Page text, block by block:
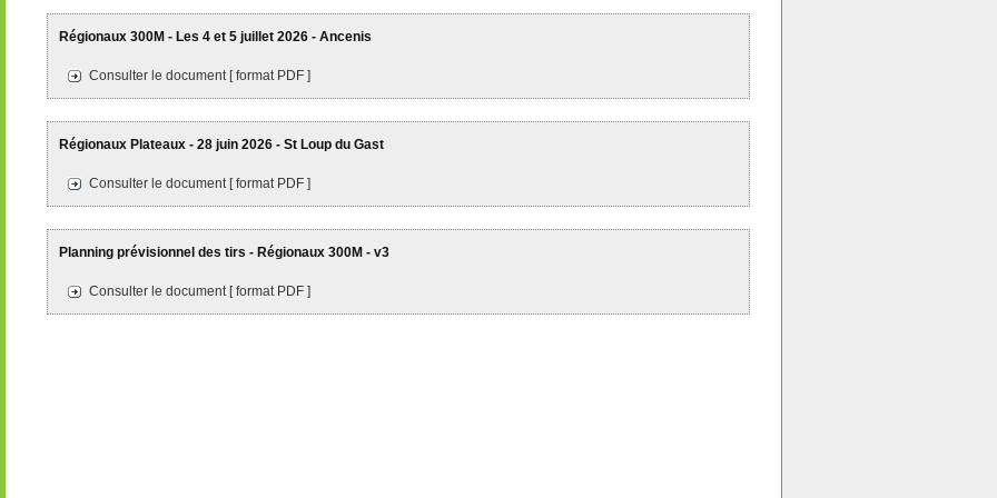
Régionaux 300M - Les 4 et 5 juillet 2026 - Ancenis
Consulter le document [ format PDF ]
Régionaux Plateaux - 28 juin 2026 - St Loup du Gast
Consulter le document [ format PDF ]
Planning prévisionnel des tirs - Régionaux 300M - v3
Consulter le document [ format PDF ]